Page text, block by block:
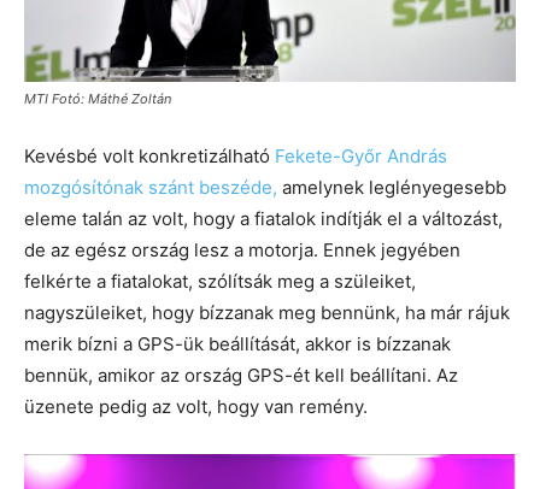
MTI Fotó: Máthé Zoltán
Kevésbé volt konkretizálható Fekete-Győr András
mozgósítónak szánt beszéde, amelynek leglényegesebb
eleme talán az volt, hogy a fiatalok indítják el a változást,
de az egész ország lesz a motorja. Ennek jegyében
felkérte a fiatalokat, szólítsák meg a szüleiket,
nagyszüleiket, hogy bízzanak meg bennünk, ha már rájuk
merik bízni a GPS-ük beállítását, akkor is bízzanak
bennük, amikor az ország GPS-ét kell beállítani. Az
üzenete pedig az volt, hogy van remény.